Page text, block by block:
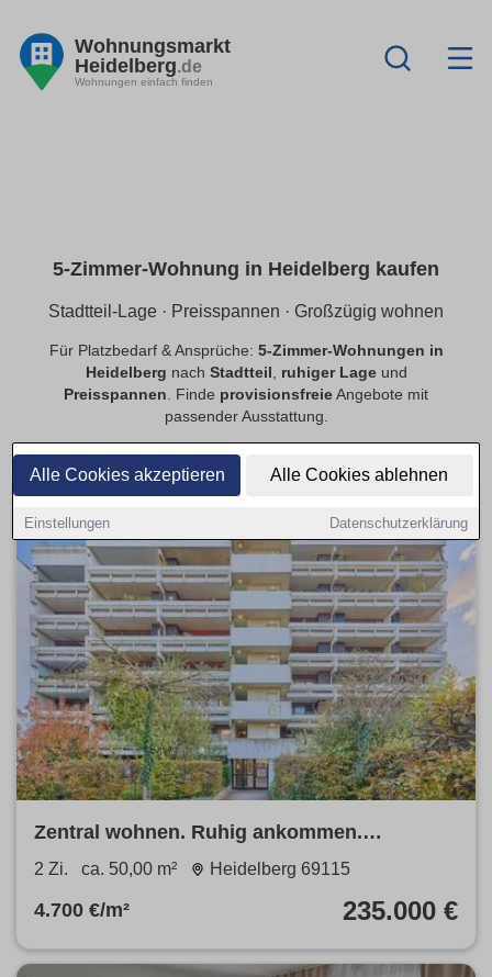
Alle Cookies akzeptieren Alle Cookies ablehnen
Einstellungen Datenschutzerklärung
Wohnungsmarkt
Heidelberg.de
Wohnungen einfach finden
5-Zimmer-Wohnung in Heidelberg kaufen
Stadtteil-Lage · Preisspannen · Großzügig wohnen
Für Platzbedarf & Ansprüche: 5-Zimmer-Wohnungen in
Heidelberg nach Stadtteil ruhiger Lageund
Preisspannen . Finde provisionsfreie Angebote mit
passender Ausstattung.
Zentral wohnen. Ruhig ankommen.
Zukunftssicher investieren.
2 Zi. ca. 50,00 m² Heidelberg 69115
4.700 €/m² 235.000 €